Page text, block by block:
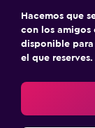
Hacemos que
con los amigos
disponible
el que reserves.